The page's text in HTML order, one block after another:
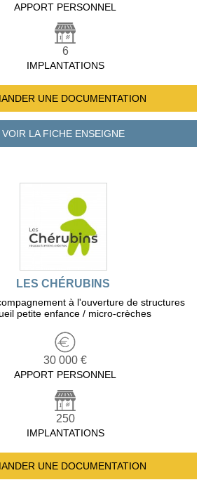
APPORT PERSONNEL
6
IMPLANTATIONS
UNE DOCUMENTATION
VOIR LA FICHEENSEIGNE
LES CHÉRUBINS
à l'ouverture de structures
petite enfance / micro-crèches
30 000 €
APPORT PERSONNEL
250
IMPLANTATIONS
UNE DOCUMENTATION